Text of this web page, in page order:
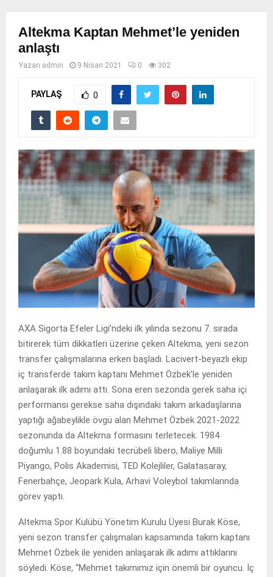
Altekma Kaptan Mehmet’le yeniden
anlaştı
Yazan admin 9 Nisan 2021 0 302
PAYLAŞ 0
AXA Sigorta Efeler Ligi’ndeki ilk yılında sezonu 7. sırada
bitirerek tüm dikkatleri üzerine çeken Altekma, yeni sezon
transfer çalışmalarına erken başladı. Lacivert-beyazlı ekip
iç transferde takım kaptanı Mehmet Özbek’le yeniden
anlaşarak ilk adımı attı. Sona eren sezonda gerek saha içi
performansı gerekse saha dışındaki takım arkadaşlarına
yaptığı ağabeylikle övgü alan Mehmet Özbek 2021-2022
sezonunda da Altekma formasını terletecek. 1984
doğumlu 1.88 boyundaki tecrübeli libero, Maliye Milli
Piyango, Polis Akademisi, TED Kolejliler, Galatasaray,
Fenerbahçe, Jeopark Kula, Arhavi Voleybol takımlarında
görev yaptı.
Altekma Spor Kulübü Yönetim Kurulu Üyesi Burak Köse,
yeni sezon transfer çalışmaları kapsamında takım kaptanı
Mehmet Özbek ile yeniden anlaşarak ilk adımı attıklarını
söyledi. Köse, “Mehmet takımımız için önemli bir oyuncu. İç